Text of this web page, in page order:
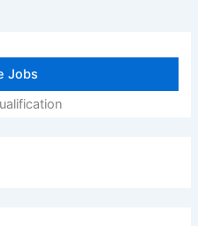
Jobs